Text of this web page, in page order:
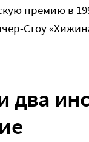
премию в
Стоу
два